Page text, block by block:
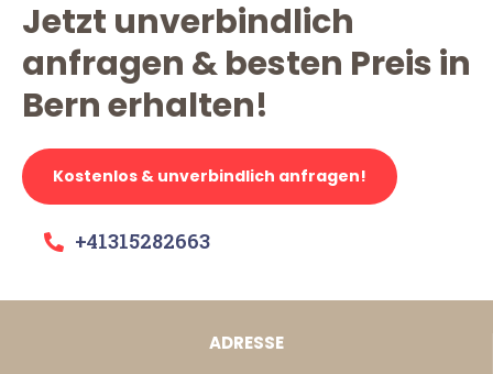
Jetzt unverbindlich
anfragen & besten Preis in
Bern erhalten!
Kostenlos & unverbindlich anfragen!
+41315282663
ADRESSE